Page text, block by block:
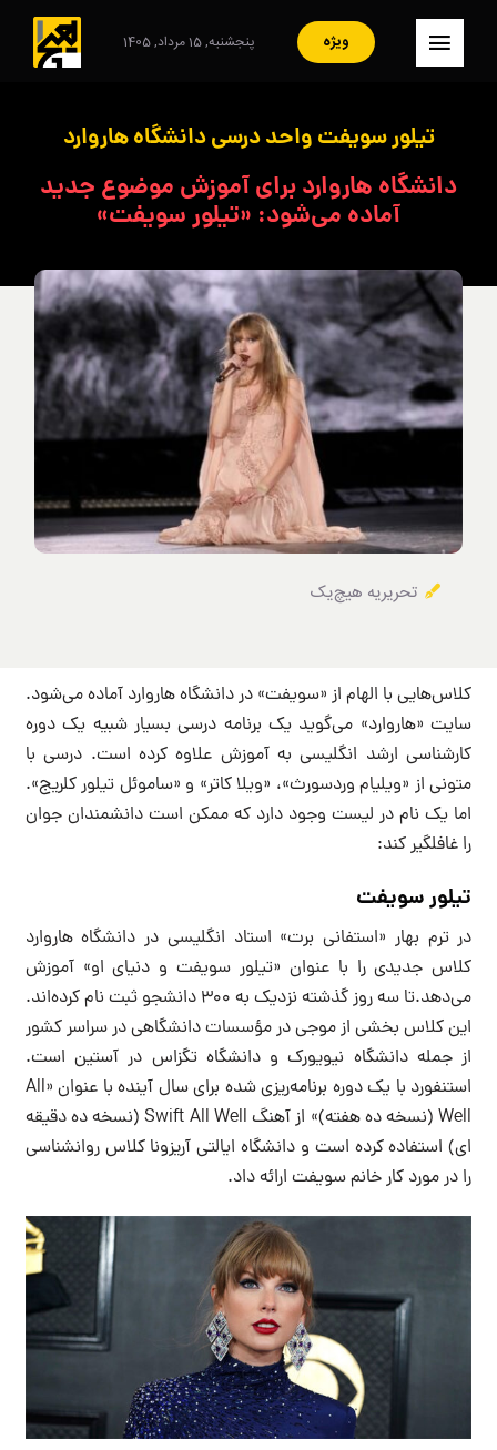
contentکنترلر
– سبک زندگی
– مصاحبه
– فرهنگ و هنر
– هنرمندان
– آرشیو
ویژه پنجشنبه, 15 مرداد, 1405
تیلور سویفت واحد درسی دانشگاه هاروارد
دانشگاه هاروارد برای آموزش موضوع جدید
آماده می‌شود: «تیلور سویفت»
تحریریه هیچ‌یک
کلاس‌هایی با الهام از «سویفت» در دانشگاه هاروارد آماده می‌شود.
سایت «هاروارد» می‌گوید یک برنامه درسی بسیار شبیه یک دوره
کارشناسی ارشد انگلیسی به آموزش علاوه کرده است. درسی با
متونی از «ویلیام وردسورث»، «ویلا کاتر» و «ساموئل تیلور کلریج».
اما یک نام در لیست وجود دارد که ممکن است دانشمندان جوان
را غافلگیر کند:
تیلور سویفت
در ترم بهار «استفانی برت» استاد انگلیسی در دانشگاه هاروارد
کلاس جدیدی را با عنوان «تیلور سویفت و دنیای او» آموزش
می‌دهد.تا سه روز گذشته نزدیک به ۳۰۰ دانشجو ثبت نام کرده‌اند.
این کلاس بخشی از موجی در مؤسسات دانشگاهی در سراسر کشور
از جمله دانشگاه نیویورک و دانشگاه تگزاس در آستین است.
استنفورد با یک دوره برنامه‌ریزی شده برای سال آینده با عنوان «All
Well (نسخه ده هفته)» از آهنگ Swift All Well (نسخه ده دقیقه
ای) استفاده کرده است و دانشگاه ایالتی آریزونا کلاس روانشناسی
را در مورد کار خانم سویفت ارائه داد.